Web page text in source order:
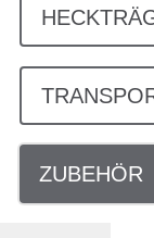
ZUBEHÖR